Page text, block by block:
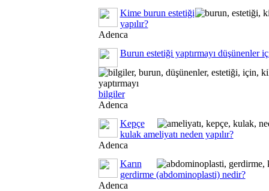
Kime burun estetiği
yapılır?
Adenca
Burun estetiği yaptırmayı düşünenler
bilgiler
Adenca
Kepçe
kulak ameliyatı neden yapılır?
Adenca
Karın
gerdirme (abdominoplasti) nedir?
Adenca